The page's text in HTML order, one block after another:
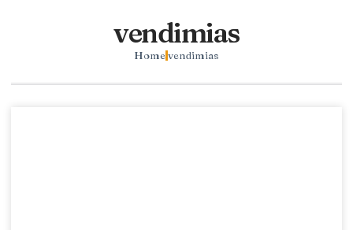
vendimias
Homevendimias